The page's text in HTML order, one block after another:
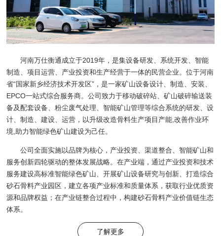
河南万仕衡通成立于2019年，是集设备研发、系统开发、智能
制造、项目运营、产业投资和生产经营于一体的民营企业。位于河南
省“国家新乡经济技术开发区”，是一家矿山设备设计、制造、安装、
EPCO一站式综合服务商。公司致力于移动破碎站、矿山破碎输送装
备及配套设备、粉尘废气处理、智能矿山管理等综合系统的研发、设
计、制造、建设、运营，以升级改造骨料生产项目产能,改善作业环
境,助力智能绿色矿山建设为己任。
公司全面实施以品牌为核心，产业投资、渠道整合、智能矿山和
服务创新四轮驱动的整体发展战略。在产业端，通过产业投资和技术
服务建设高标准智能绿色矿山、开展矿山设备研究与创新、打造综合
砂石骨料产业园区，建立各项产业标准和质量体系，获取行业优质资
源和品牌权益；在产业链整合过程中，构建砂石骨料产业价值链生态
体系。
了解更多